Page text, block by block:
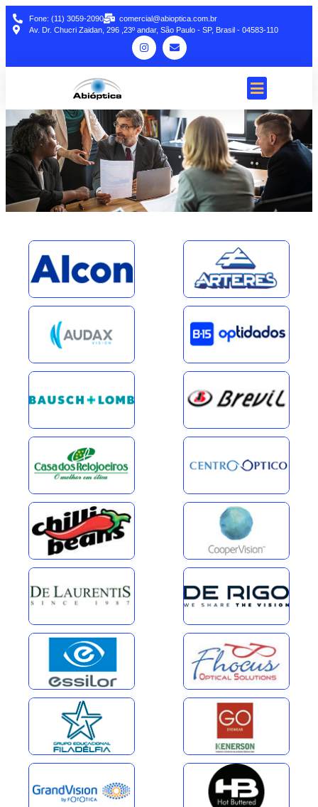
Fone: (11) 3059-2090
comercial@abioptica.com.br
Av. Dr. Chucri Zaidan, 296 ,23º andar, São Paulo - SP, Brasil - 04583-110